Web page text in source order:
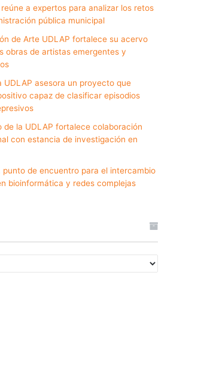
a expertos para analizar los retos
pública municipal
de Arte UDLAP fortalece su acervo
obras de artistas emergentes y
UDLAP asesora un proyecto que
capaz de clasificar episodios
de la UDLAP fortalece colaboración
con estancia de investigación en
punto de encuentro para el intercambio
bioinformática y redes complejas